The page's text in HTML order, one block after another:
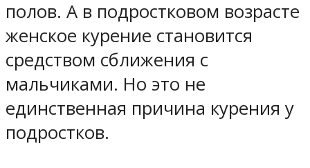
полов. А в подростковом возрасте
женское курение становится
средством сближения с
мальчиками. Но это не
единственная причина курения у
подростков.